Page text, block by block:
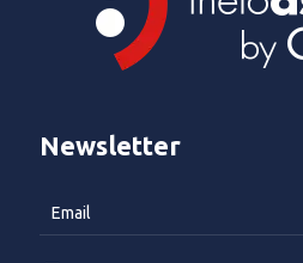
Newsletter